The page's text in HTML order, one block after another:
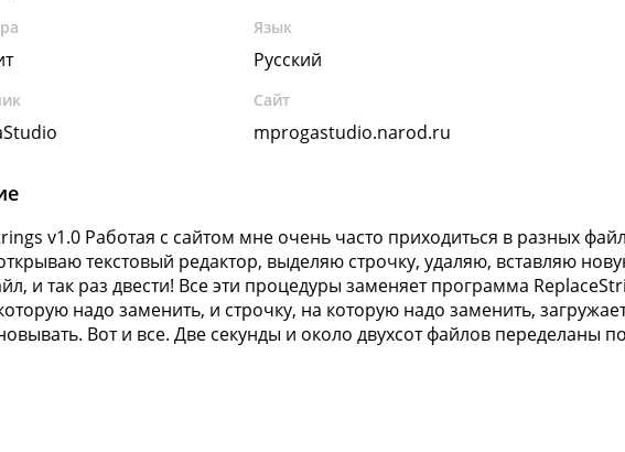
Язык
Русский
Сайт
mprogastudio.narod.ru
v1.0 Работая с сайтом мне очень часто приходиться в разных
текстовый редактор, выделяю строчку, удаляю, вставляю
и так раз двести! Все эти процедуры заменяет программа
надо заменить, и строчку, на которую надо заменить,
Вот и все. Две секунды и около двухсот файлов переделаны